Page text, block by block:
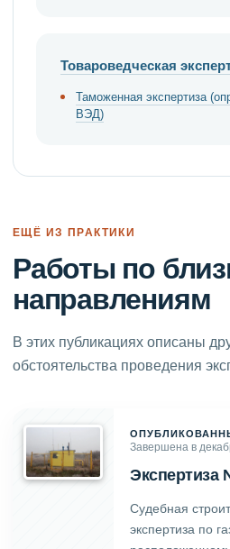
Товароведческая
Таможенная экспертиза
ВЭД)
ЕЩЁ ИЗ ПРАКТИКИ
Работы по
направлениям
В этих публикациях описаны
обстоятельства проведения
Завершена в
Экспертиза
Судебная
экспертиза по